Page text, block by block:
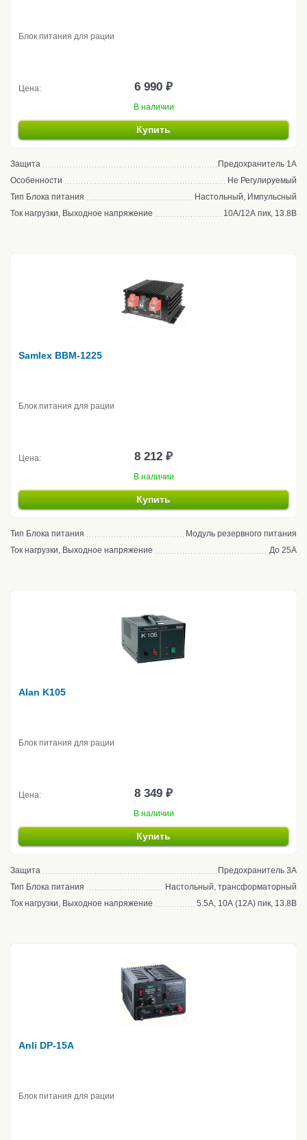
Блок питания для рации
Цена: 6 990 ₽
В наличии
Купить
Защита
Предохранитель 1А
Особенности
Не Регулируемый
Тип Блока питания
Настольный, Импульсный
Ток нагрузки, Выходное напряжение
10А/12А пик, 13.8В
Samlex BBM-1225
Блок питания для рации
Цена: 8 212 ₽
В наличии
Купить
Тип Блока питания
Модуль резервного питания
Ток нагрузки, Выходное напряжение
До 25А
Alan K105
Блок питания для рации
Цена: 8 349 ₽
В наличии
Купить
Защита
Предохранитель 3А
Тип Блока питания
Настольный, трансформаторный
Ток нагрузки, Выходное напряжение
5.5А, 10А (12А) пик, 13.8В
Anli DP-15A
Блок питания для рации